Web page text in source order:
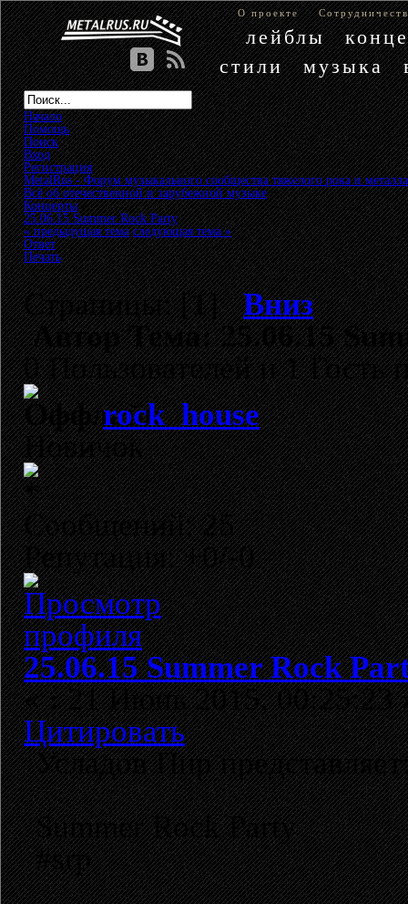
О проекте
лейблы
стили
музыка
Начало
Помощь
Поиск
Вход
Регистрация
MetalRus - Форум музыкального сообщества тяжелого рока и металла
Всё об отечественной и зарубежной музыке»
Концерты»
25.06.15 Summer Rock Party
« предыдущая тема следующая тема »
Ответ
Печать
Страницы: [1]Вниз
АвторТема: 25.06.15
0 Пользователей и 1 Гость
rock_house
Новичок
Сообщений: 25
Репутация: +0/-0
25.06.15 Summer Rock
«:21 Июнь 2015, 00:25:23
Цитировать
Усладов Пир
Summer Rock Party
#srp